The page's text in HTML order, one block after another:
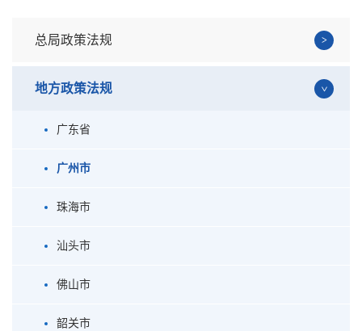
总局政策法规
地方政策法规
广东省
广州市
珠海市
汕头市
佛山市
韶关市